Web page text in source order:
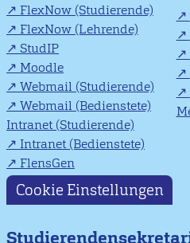
FlexNow (Studierende)
FlexNow (Lehrende)
StudIP
Moodle
Webmail (Studierende)
Webmail (Bedienstete)
Intranet (Studierende)
Intranet (Bedienstete)
FlensGen
Cookie Einstellungen